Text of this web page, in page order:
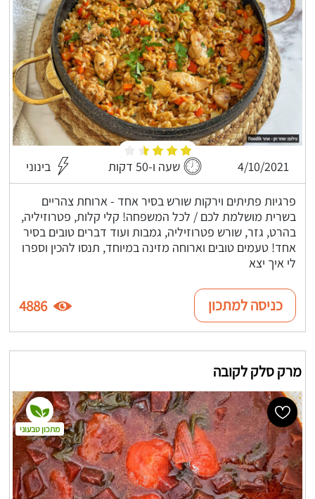
4/10/2021 שעה ו-50 דקות בינוני
פרגיות פתיתים וירקות שורש בסיר אחד - ארוחת צהריים
בשרית מושלמת לכם / לכל המשפחה! קלי קלות, פטרוזיליה,
בהרט, גזר, שורש פטרוזיליה, גמבות ועוד דברים טובים בסיר
אחד! טעמים טובים וארוחה מזינה במיוחד, תנסו להכין וספרו
לי איך יצא
כניסה למתכון 4886
מרק סלק לקובה
מתכון טבעוני